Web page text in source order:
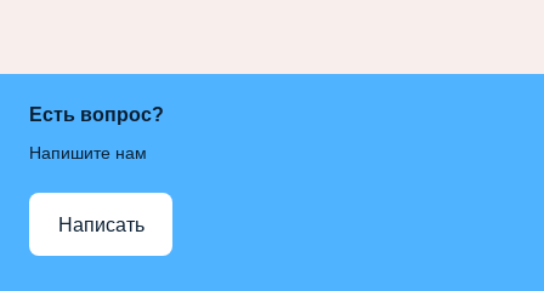
Есть вопрос?
Напишите нам
Написать